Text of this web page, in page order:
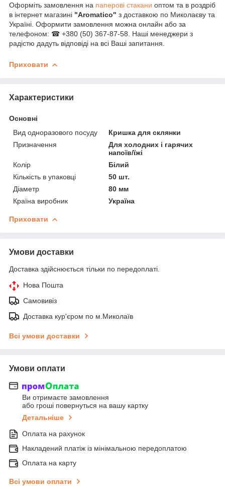
Оформіть замовлення на паперові стакани оптом та в роздріб
в інтернет магазині "Aromatico" з доставкою по Миколаєву та
Україні. Оформити замовлення можна онлайн або за
телефоном: ☎ +380 (50) 367-87-58. Наші менеджери з
радістю дадуть відповіді на всі Ваші запитання.
Приховати
Характеристики
Основні
Вид одноразового посуду
Кришка для склянки
Призначення
Для холодних і гарячих
напоїв/їжі
Колір
Білий
Кількість в упаковці
50 шт.
Діаметр
80 мм
Країна виробник
Україна
Приховати
Умови доставки
Доставка здійснюється тільки по передоплаті.
Нова Пошта
Самовивіз
Доставка кур'єром по м.Миколаїв
Всі умови доставки
Умови оплати
Ви отримаєте замовлення
або гроші повернуться на вашу картку
Детальніше
Оплата на рахунок
Накладений платіж із мінімальною передоплатою
Оплата на карту
Всі умови оплати